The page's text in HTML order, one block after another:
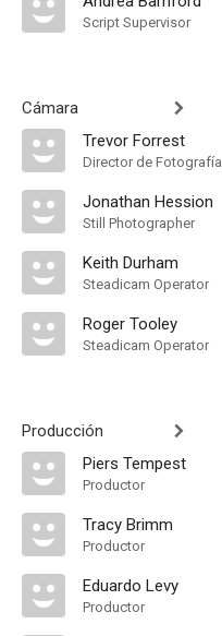
Script Supervisor
Cámara
Trevor Forrest
Director de Fotografía
Jonathan Hession
Still Photographer
Keith Durham
Steadicam Operator
Roger Tooley
Steadicam Operator
Producción
Piers Tempest
Productor
Tracy Brimm
Productor
Eduardo Levy
Productor